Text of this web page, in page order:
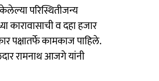
परिस्थितीजन्य
कारावासाची व दहा हजार
पक्षातर्फे कामकाज पाहिले.
रामनाथ आजगे यांनी